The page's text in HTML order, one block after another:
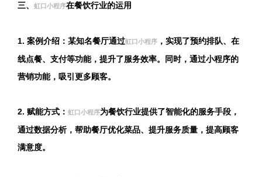
三、 虹口小程序在餐饮行业的运用
1. 案例介绍：某知名餐厅通过虹口小程序 ，实现了预约排队、在
线点餐、支付等功能，提升了服务效率。同时，通过小程序的
营销功能，吸引更多顾客。
2. 赋能方式： 虹口小程序为餐饮行业提供了智能化的服务手段，
通过数据分析，帮助餐厅优化菜品、提升服务质量，提高顾客
满意度。